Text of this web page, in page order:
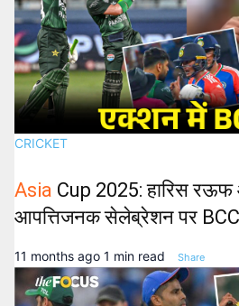
CRICKET
Asia Cup 2025: हारिस रऊफ
आपत्तिजनक सेलेब्रेशन पर
11 months ago 1 min read Share